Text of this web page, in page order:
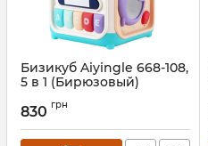
Бизикуб Aiyingle 668-108,
5 в 1 (Бирюзовый)
830 грн